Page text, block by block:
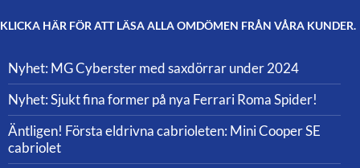
KLICKA HÄR FÖR ATT LÄSA ALLA OMDÖMEN FRÅN VÅRA KUNDER.
Nyhet: MG Cyberster med saxdörrar under 2024
Nyhet: Sjukt fina former på nya Ferrari Roma Spider!
Äntligen! Första eldrivna cabrioleten: Mini Cooper SE
cabriolet